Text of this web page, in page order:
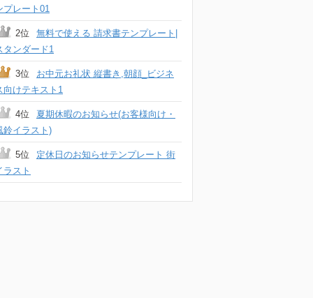
プレート01
2位
無料で使える 請求書テンプレート|
タンダード1
3位
お中元お礼状 縦書き,朝顔_ビジネ
向けテキスト1
4位
夏期休暇のお知らせ(お客様向け・
鈴イラスト)
5位
定休日のお知らせテンプレート 街
ラスト